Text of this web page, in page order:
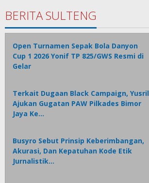
BERITA SULTENG
Open Turnamen Sepak Bola Danyon
Cup 1 2026 Yonif TP 825/GWS Resmi di
Gelar
Terkait Dugaan Black Campaign, Yusril
Ajukan Gugatan PAW Pilkades Bimor
Jaya Ke…
Busyro Sebut Prinsip Keberimbangan,
Akurasi, Dan Kepatuhan Kode Etik
Jurnalistik…